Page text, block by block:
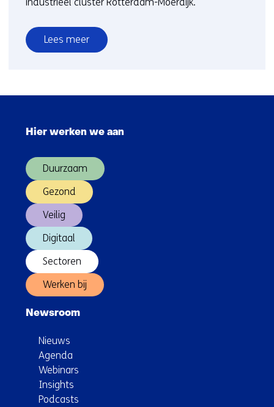
industrieel cluster Rotterdam-Moerdijk.
Lees meer
over
Industriële
gestart
Hier werken we aan
Duurzaam
Gezond
Veilig
Digitaal
Sectoren
Werken bij
Newsroom
Nieuws
Agenda
Webinars
Insights
Podcasts